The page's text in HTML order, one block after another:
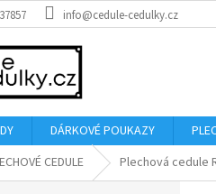
info@cedule-cedulky.cz
DÁRKOVÉ POUKAZY
CEDULE Plechová cedule